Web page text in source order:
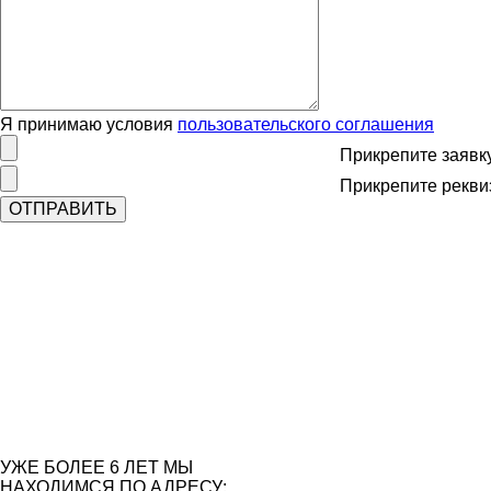
Я принимаю условия пользовательского соглашения
Прикрепите
Прикрепите
УЖЕ БОЛЕЕ 6 ЛЕТ МЫ